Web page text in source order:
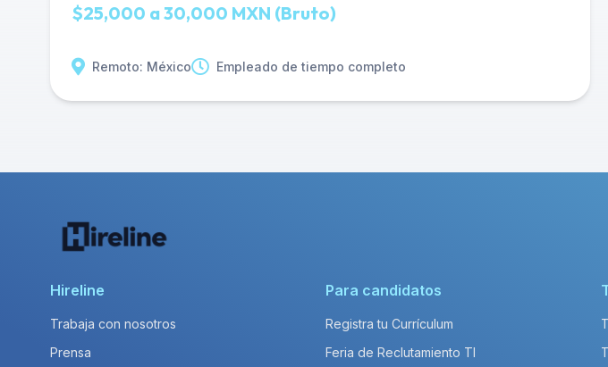
$25,000 a 30,000 MXN (Bruto)
Remoto: México Empleado de tiempo completo
Hireline
Trabaja con nosotros
Prensa
Para candidatos
Registra tu Currículum
Feria de Reclutamiento TI